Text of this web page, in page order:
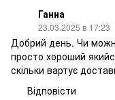
Ганна
23.03.2025 в 17:23
Добрий день. Чи
просто хороший
скільки вартує
Відповісти